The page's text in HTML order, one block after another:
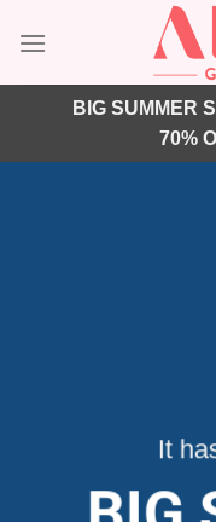
đến
BIG SUMMER
70%
It